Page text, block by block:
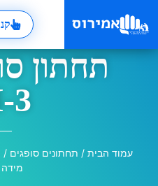
תחתון
3
עמוד הבית / תחתונים סופגים /
מידה M-3